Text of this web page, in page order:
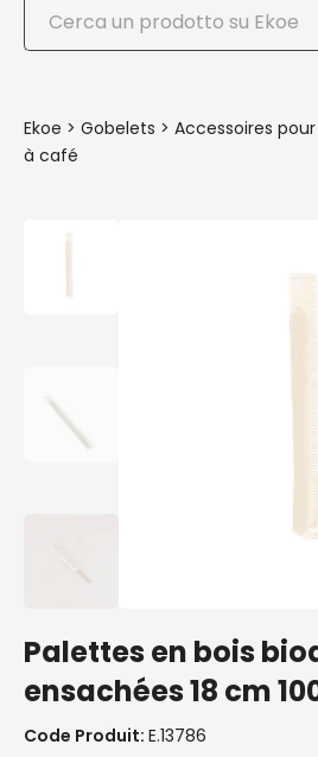
Rechercher
Ekoe > Gobelets > Accessoires
à café
Palettes en bois
ensachées 18 cm
Code Produit: E.13786